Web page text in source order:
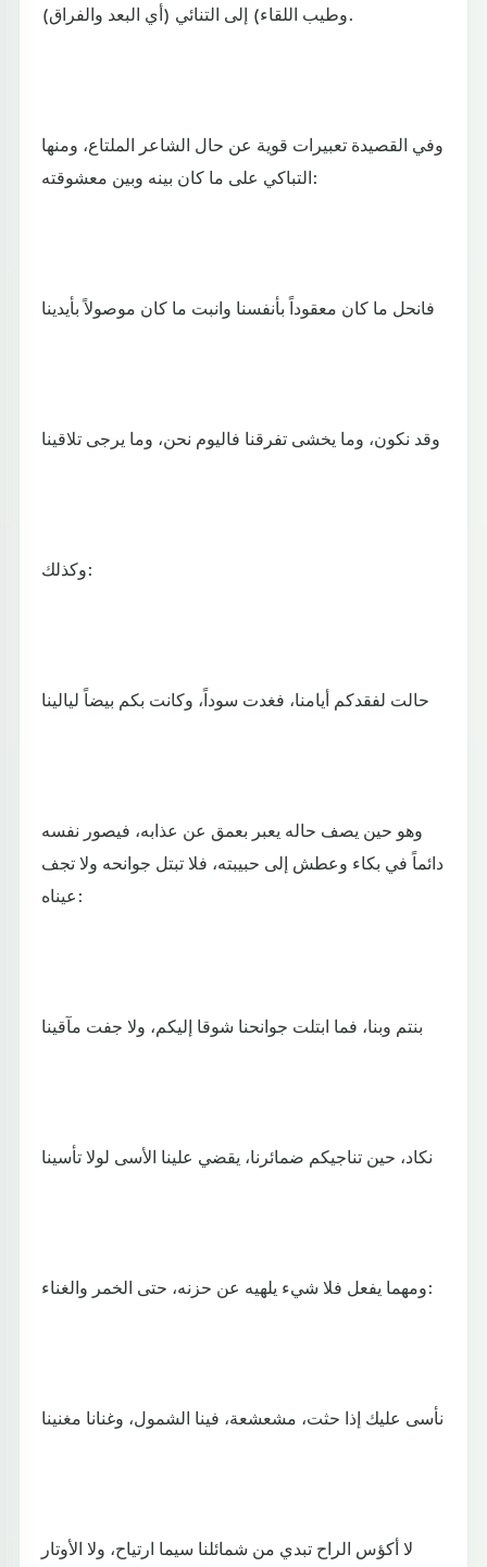
وطيب اللقاء) إلى التنائي (أي البعد والفراق).
وفي القصيدة تعبيرات قوية عن حال الشاعر الملتاع، ومنها
التباكي على ما كان بينه وبين معشوقته:
فانحل ما كان معقوداً بأنفسنا وانبت ما كان موصولاً بأيدينا
وقد نكون، وما يخشى تفرقنا فاليوم نحن، وما يرجى تلاقينا
وكذلك:
حالت لفقدكم أيامنا، فغدت سوداً، وكانت بكم بيضاً ليالينا
وهو حين يصف حاله يعبر بعمق عن عذابه، فيصور نفسه
دائماً في بكاء وعطش إلى حبيبته، فلا تبتل جوانحه ولا تجف
عيناه:
بنتم وبنا، فما ابتلت جوانحنا شوقا إليكم، ولا جفت مآقينا
نكاد، حين تناجيكم ضمائرنا، يقضي علينا الأسى لولا تأسينا
ومهما يفعل فلا شيء يلهيه عن حزنه، حتى الخمر والغناء:
نأسى عليك إذا حثت، مشعشعة، فينا الشمول، وغنانا مغنينا
لا أكؤس الراح تبدي من شمائلنا سيما ارتياح، ولا الأوتار